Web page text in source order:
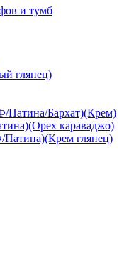
и тумб
глянец)
Патина/Бархат)(Крем)
караваджо)
глянец)